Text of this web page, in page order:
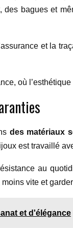
bagues et
et la
où
des matériaux
est travaillé
au
vite et
et d'élégance